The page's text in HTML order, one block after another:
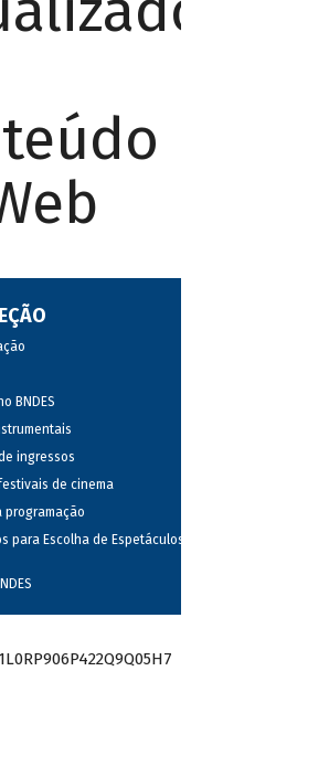
BNDES
ingressos
de cinema
programação
para Escolha de Espetáculos